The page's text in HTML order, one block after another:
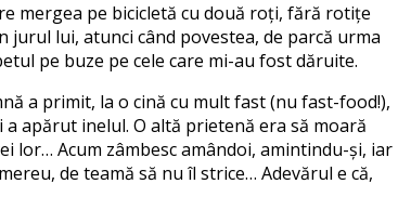
mergea pe bicicletă cu două roți, fără rotițe
jurul lui, atunci când povestea, de parcă urma
pe buze pe cele care mi-au fost dăruite.
a primit, la o cină cu mult fast (nu fast-food!),
apărut inelul. O altă prietenă era să moară
lor… Acum zâmbesc amândoi, amintindu-și, iar
de teamă să nu îl strice… Adevărul e că,